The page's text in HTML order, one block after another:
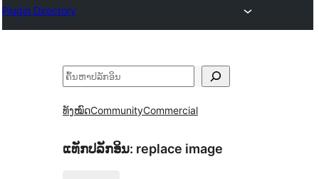
Plugin Directory
ຄົ້ນຫາ
ທັງໝົດCommunityCommercial
ແທັກປລັກອິນ: replace image